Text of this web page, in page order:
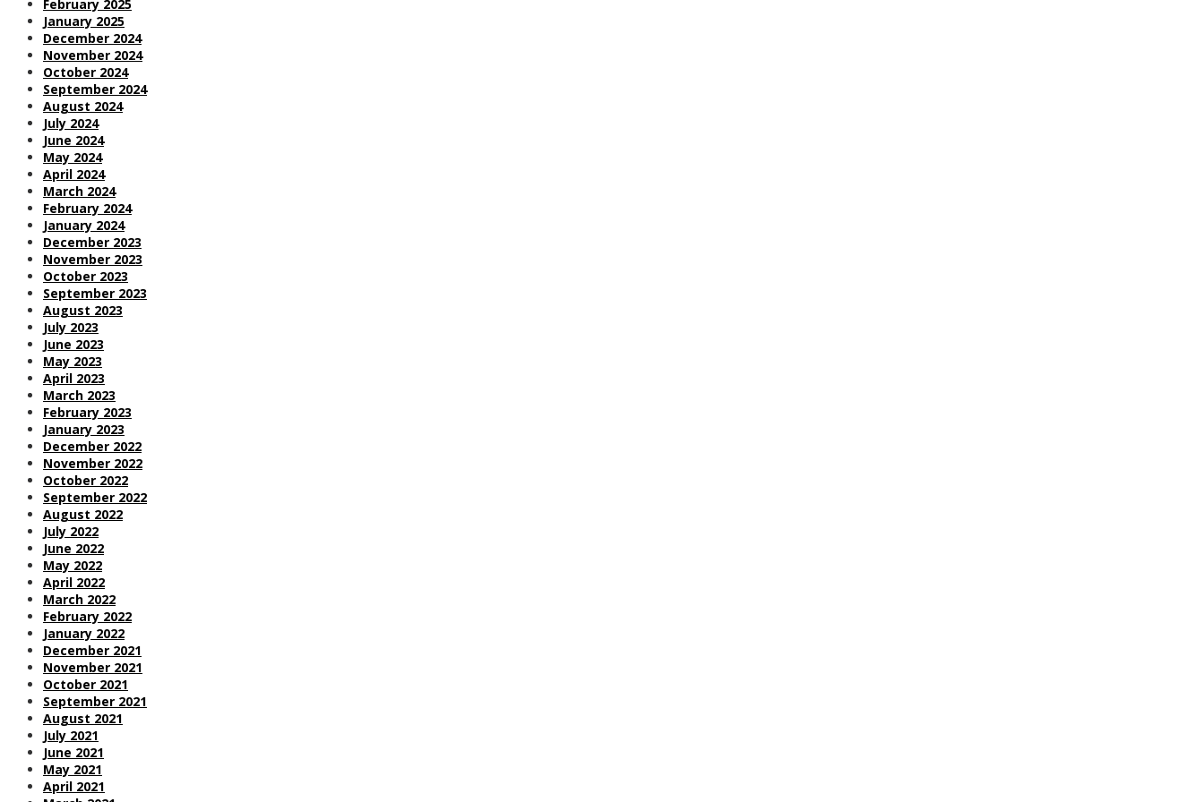
February 2025
January 2025
December 2024
November 2024
October 2024
September 2024
August 2024
July 2024
June 2024
May 2024
April 2024
March 2024
February 2024
January 2024
December 2023
November 2023
October 2023
September 2023
August 2023
July 2023
June 2023
May 2023
April 2023
March 2023
February 2023
January 2023
December 2022
November 2022
October 2022
September 2022
August 2022
July 2022
June 2022
May 2022
April 2022
March 2022
February 2022
January 2022
December 2021
November 2021
October 2021
September 2021
August 2021
July 2021
June 2021
May 2021
April 2021